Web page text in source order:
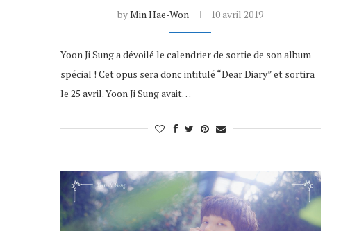
byMin Hae-Won 10 avril 2019
Yoon Ji Sung a dévoilé le calendrier de sortie de son album
spécial ! Cet opus sera donc intitulé “Dear Diary” et sortira
le 25 avril. Yoon Ji Sung avait…